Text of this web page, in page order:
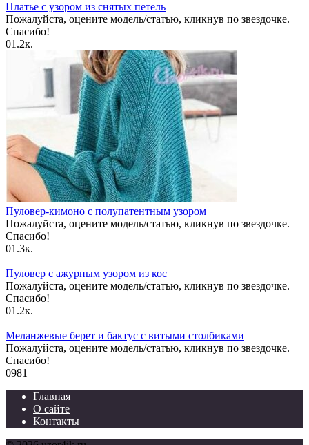
Платье с узором из снятых петель
Пожалуйста, оцените модель/статью, кликнув по звездочке.
Спасибо!
01.2к.
Пуловер-кимоно с полупатентным узором
Пожалуйста, оцените модель/статью, кликнув по звездочке.
Спасибо!
01.3к.
Пуловер с ажурным узором из кос
Пожалуйста, оцените модель/статью, кликнув по звездочке.
Спасибо!
01.2к.
Меланжевые берет и бактус с витыми столбиками
Пожалуйста, оцените модель/статью, кликнув по звездочке.
Спасибо!
0981
Главная
О сайте
Контакты